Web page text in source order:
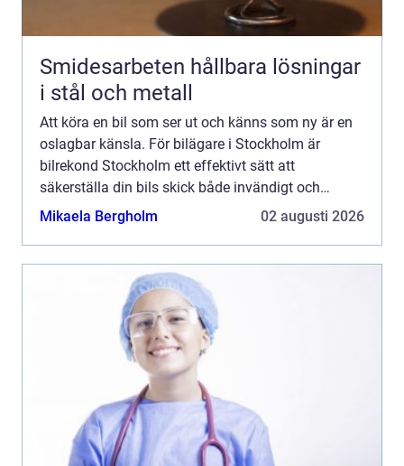
Smidesarbeten hållbara lösningar
i stål och metall
Att köra en bil som ser ut och känns som ny är en
oslagbar känsla. För bilägare i Stockholm är
bilrekond Stockholm ett effektivt sätt att
säkerställa din bils skick både invändigt och
utv&a...
Mikaela Bergholm 02 augusti 2026